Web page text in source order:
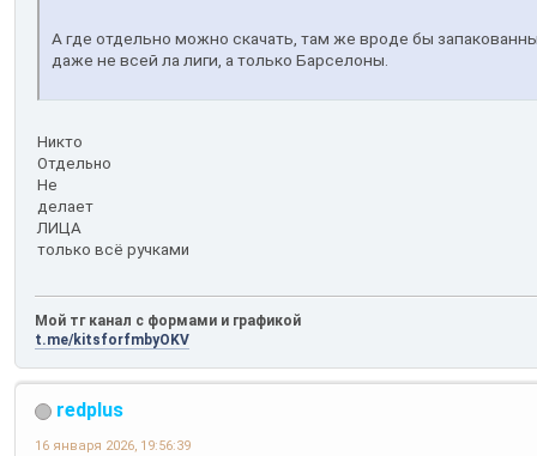
А где отдельно можно скачать, там же вроде бы
даже не всей ла лиги, а только Барселоны.
Никто
Отдельно
Не
делает
ЛИЦА
только всё ручками
Мой тг канал с формами и графикой
t.me/kitsforfmbyOKV
redplus
16 января 2026, 19:56:39